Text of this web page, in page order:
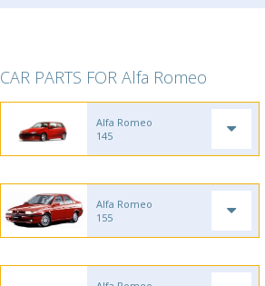
CAR PARTS FOR Alfa Romeo
Alfa Romeo
145
Alfa Romeo
155